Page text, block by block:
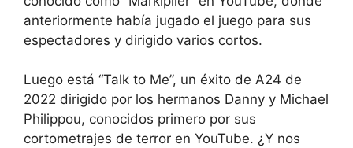
anteriormente había jugado el juego para sus
espectadores y dirigido varios cortos.
Luego está “Talk to Me”, un éxito de A24 de
2022 dirigido por los hermanos Danny y Michael
Philippou, conocidos primero por sus
cortometrajes de terror en YouTube. ¿Y nos